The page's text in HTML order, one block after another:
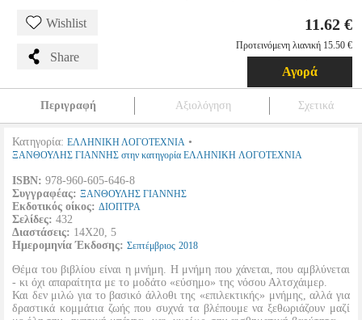
Wishlist
Share
11.62 €
Προτεινόμενη λιανική 15.50 €
Αγορά
Περιγραφή Αξιολόγηση Σχετικά
Κατηγορία: ΕΛΛΗΝΙΚΗ ΛΟΓΟΤΕΧΝΙΑ •
ΞΑΝΘΟΥΛΗΣ ΓΙΑΝΝΗΣ στην κατηγορία ΕΛΛΗΝΙΚΗ ΛΟΓΟΤΕΧΝΙΑ
ISBN: 978-960-605-646-8
Συγγραφέας: ΞΑΝΘΟΥΛΗΣ ΓΙΑΝΝΗΣ
Εκδοτικός οίκος: ΔΙΟΠΤΡΑ
Σελίδες: 432
Διαστάσεις: 14Χ20, 5
Ημερομηνία Έκδοσης: Σεπτέμβριος 2018
Θέμα του βιβλίου είναι η μνήμη. Η μνήμη που χάνεται, που αμβλύνεται
- κι όχι απαραίτητα με το μοδάτο «εύσημο» της νόσου Αλτσχάιμερ.
Και δεν μιλώ για το βασικό άλλοθι της «επιλεκτικής» μνήμης, αλλά για
δραστικά κομμάτια ζωής που συχνά τα βλέπουμε να ξεθωριάζουν μαζί